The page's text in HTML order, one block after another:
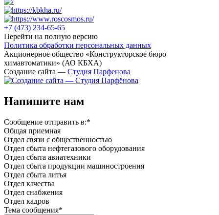
+7 (473) 234-65-65
Перейти на полную версию
Политика обработки персональных данных
Акционерное общество «Конструкторское бюро
химавтоматики» (АО КБХА)
Создание сайта — Студия Парфенова
Напишите нам
Сообщение отправить в:*
Общая приемная
Отдел связи с общественностью
Oтдел сбыта нефтегазового оборудования
Отдел сбыта авиатехники
Отдел сбыта продукции машиностроения
Отдел сбыта литья
Отдел качества
Oтдел снабжения
Отдел кадров
Тема сообщения*